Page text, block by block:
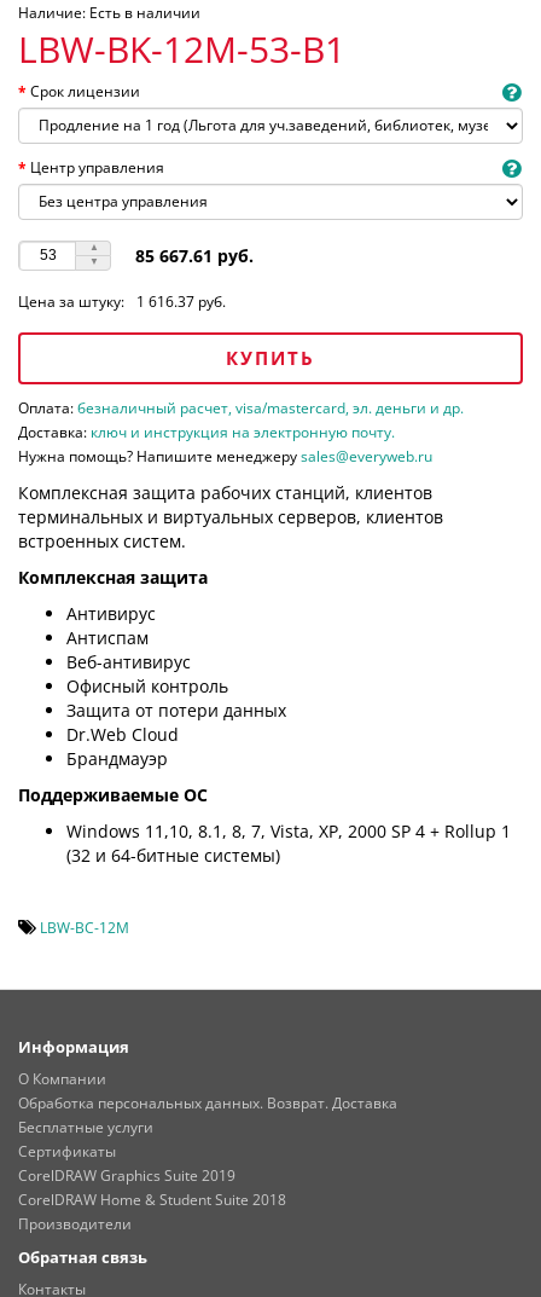
Наличие: Есть в наличии
LBW-BK-12M-53-B1
Срок лицензии
Центр управления
85 667.61 руб.
Цена за штуку: 1 616.37 руб.
КУПИТЬ
Оплата:безналичный расчет, visa/mastercard, эл. деньги и др.
Доставка: ключ и инструкция на электронную почту.
Нужна помощь? Напишите менеджеруsales@everyweb.ru
Комплексная защита рабочих станций, клиентов
терминальных и виртуальных серверов, клиентов
встроенных систем.
Комплексная защита
Антивирус
Антиспам
Веб-антивирус
Офисный контроль
Защита от потери данных
Dr.Web Cloud
Брандмауэр
Поддерживаемые ОС
Windows 11,10, 8.1, 8, 7, Vista, XP, 2000 SP 4 + Rollup 1
(32 и 64-битные системы)
LBW-BC-12M
Информация
О Компании
Обработка персональных данных. Возврат. Доставка
Бесплатные услуги
Сертификаты
CorelDRAW Graphics Suite 2019
CorelDRAW Home & Student Suite 2018
Производители
Обратная связь
Контакты